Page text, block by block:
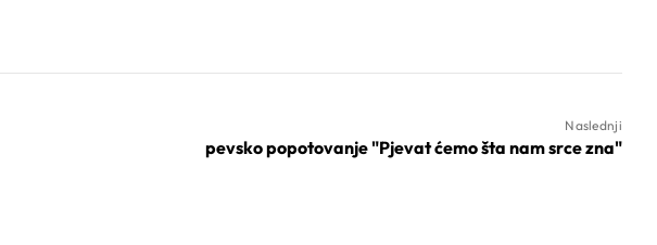
Naslednji
pevsko popotovanje "Pjevat ćemo šta nam srce zna"